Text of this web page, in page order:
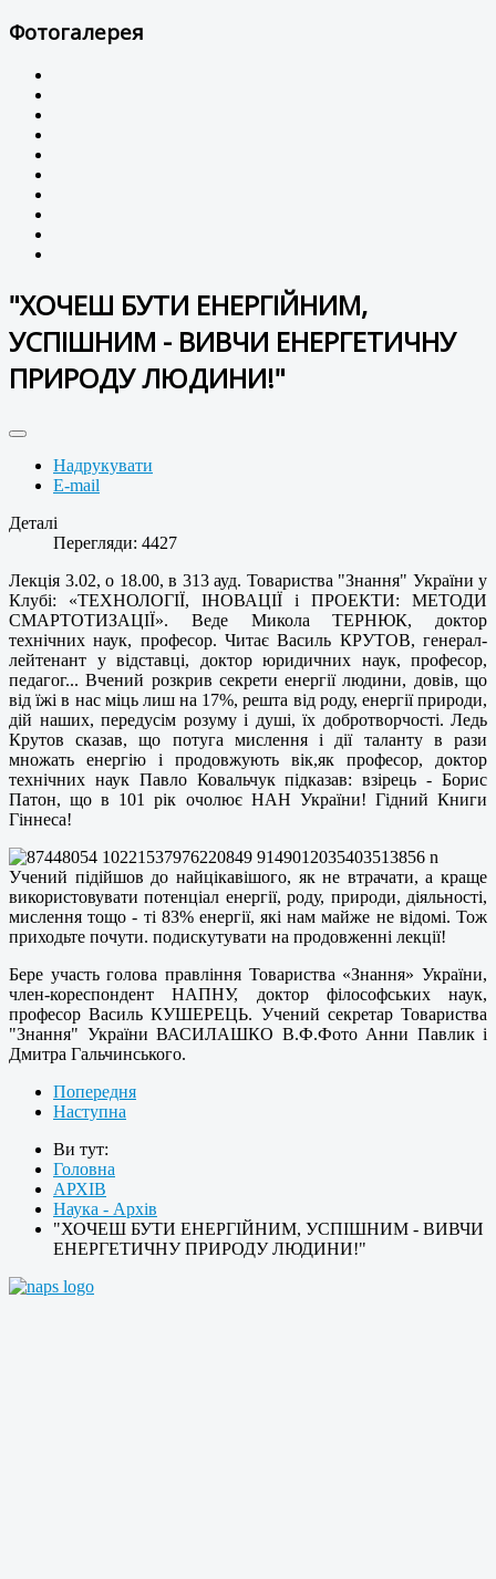
Фотогалерея
"ХОЧЕШ БУТИ ЕНЕРГІЙНИМ,
УСПІШНИМ - ВИВЧИ ЕНЕРГЕТИЧНУ
ПРИРОДУ ЛЮДИНИ!"
Надрукувати
E-mail
Деталі
Перегляди: 4427
Лекція 3.02, о 18.00, в 313 ауд. Товариства "Знання" України у
Клубі: «ТЕХНОЛОГІЇ, ІНОВАЦІЇ і ПРОЕКТИ: МЕТОДИ
СМАРТОТИЗАЦІЇ». Веде Микола ТЕРНЮК, доктор
технічних наук, професор. Читає Василь КРУТОВ, генерал-
лейтенант у відставці, доктор юридичних наук, професор,
педагог... Вчений розкрив секрети енергії людини, довів, що
від їжі в нас міць лиш на 17%, решта від роду, енергії природи,
дій наших, передусім розуму і душі, їх добротворчості. Ледь
Крутов сказав, що потуга мислення і дії таланту в рази
множать енергію і продовжують вік,як професор, доктор
технічних наук Павло Ковальчук підказав: взірець - Борис
Патон, що в 101 рік очолює НАН України! Гідний Книги
Гіннеса!
Учений підійшов до найцікавішого, як не втрачати, а краще
використовувати потенціал енергії, роду, природи, діяльності,
мислення тощо - ті 83% енергії, які нам майже не відомі. Тож
приходьте почути. подискутувати на продовженні лекції!
Бере участь голова правління Товариства «Знання» України,
член-кореспондент НАПНУ, доктор філософських наук,
професор Василь КУШЕРЕЦЬ. Учений секретар Товариства
"Знання" України ВАСИЛАШКО В.Ф.Фото Анни Павлик і
Дмитра Гальчинського.
Попередня
Наступна
Ви тут:
Головна
АРХІВ
Наука - Архів
"ХОЧЕШ БУТИ ЕНЕРГІЙНИМ, УСПІШНИМ - ВИВЧИ
ЕНЕРГЕТИЧНУ ПРИРОДУ ЛЮДИНИ!"